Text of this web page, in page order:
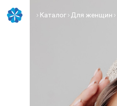
Каталог Для женщин